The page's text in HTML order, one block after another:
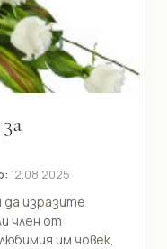
12.08.2025
да изразите
член от
им човек,